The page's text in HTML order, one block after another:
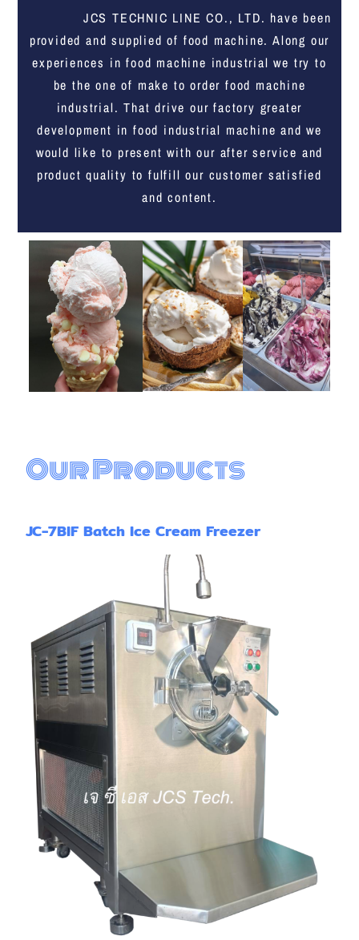
JCS TECHNIC LINE CO., LTD. have been
provided and supplied of food machine. Along our
experiences in food machine industrial we try to
be the one of make to order food machine
industrial. That drive our factory greater
development in food industrial machine and we
would like to present with our after service and
product quality to fulfill our customer satisfied
and content.
Our Products
JC-7BIF Batch Ice Cream Freezer